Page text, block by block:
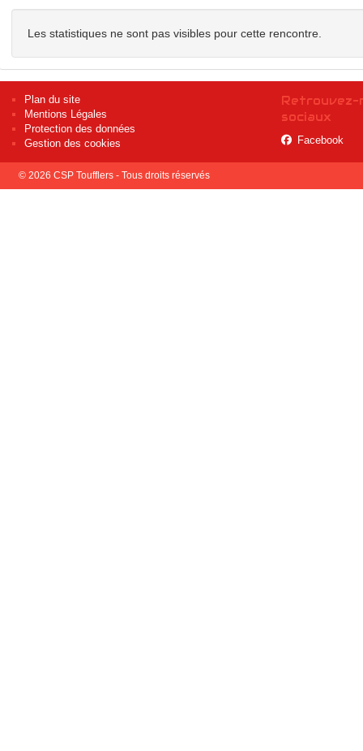
Les statistiques ne sont pas visibles pour cette rencontre.
Plan du site
Mentions Légales
Protection des données
Gestion des cookies
Retrouvez-
sociaux
Facebook
© 2026 CSP Toufflers - Tous droits réservés